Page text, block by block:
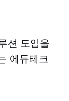
션 도입을
에듀테크